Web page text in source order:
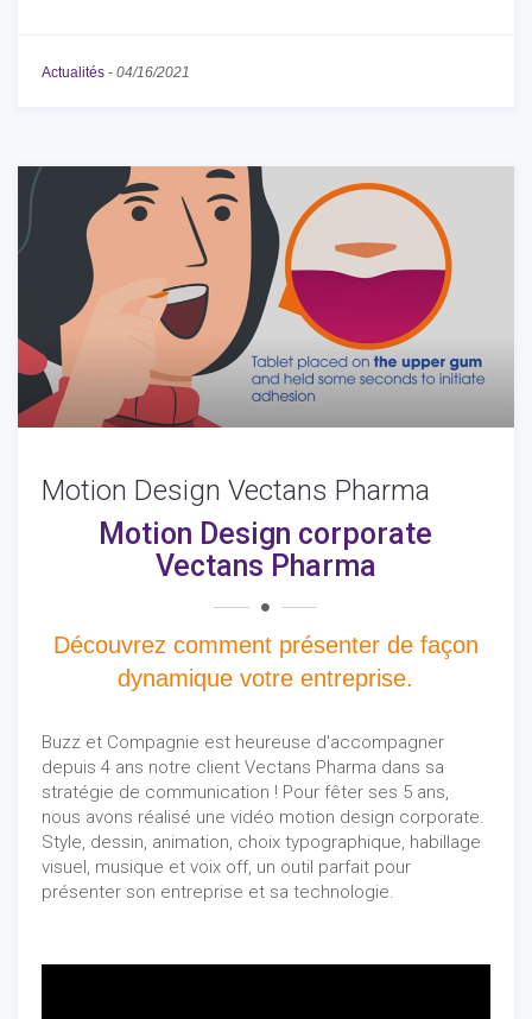
Actualités - 04/16/2021
Motion Design Vectans Pharma
Motion Design corporate
Vectans Pharma
Découvrez comment présenter de façon
dynamique votre entreprise.
Buzz et Compagnie est heureuse d'accompagner
depuis 4 ans notre client Vectans Pharma dans sa
stratégie de communication ! Pour fêter ses 5 ans,
nous avons réalisé une vidéo motion design corporate.
Style, dessin, animation, choix typographique, habillage
visuel, musique et voix off, un outil parfait pour
présenter son entreprise et sa technologie.